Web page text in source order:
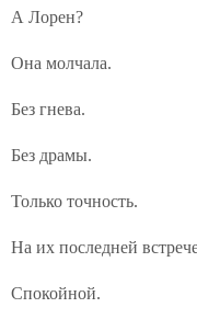
А Лорен?
Она молчала.
Без гнева.
Без драмы.
Только точность.
На их последней
Спокойной.